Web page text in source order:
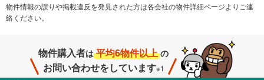
物件情報の誤りや掲載違反を発⾒された方は各会社の物件詳細ページよりご連
絡ください。
物件購入者は 平均6物件以上 の
お問い合わせをしています※1